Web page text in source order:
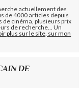
actuellement des
de 4000 articles depuis
de cinéma, plusieurs prix
de recherche... Un
plus sur le site, sur mon
DE